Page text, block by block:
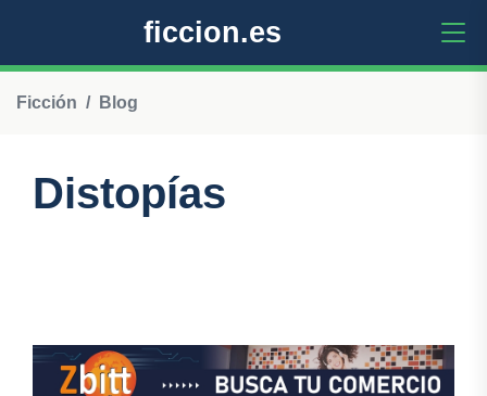
ficcion.es
Ficción Blog
Distopías